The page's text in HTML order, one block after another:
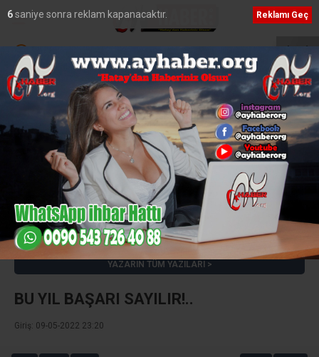
ve Pure Energy’den Stratejik Ortaklık MasterChef’te Hatay Rüzgarı :
Metin DİNGİL
e-posta:metin_dingil@hotmail.com
YAZARIN TÜM YAZILARI
BU YIL BAŞARI SAYILIR!..
Giriş: 09-05-2022 23:20
5saniye sonra reklam kapanacaktır. Reklamı Geç